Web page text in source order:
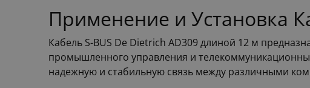
Применение и Установка
Кабель S-BUS De Dietrich AD309 длиной 12 м
промышленного управления и
надежную и стабильную связь между различными